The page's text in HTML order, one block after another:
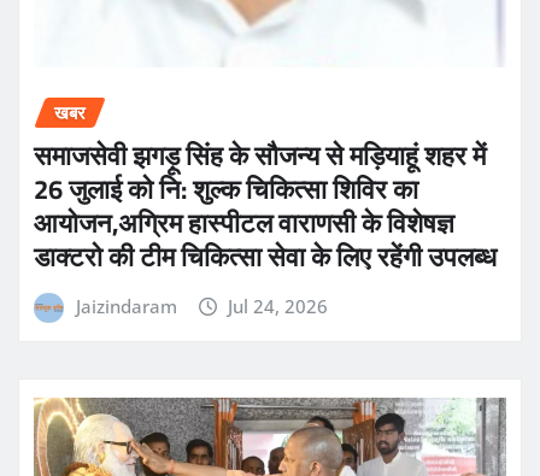
खबर
समाजसेवी झगड़ू सिंह के सौजन्य से मड़ियाहूं शहर में
26 जुलाई को नि: शुल्क चिकित्सा शिविर का
आयोजन,अग्रिम हास्पीटल वाराणसी के विशेषज्ञ
डाक्टरो की टीम चिकित्सा सेवा के लिए रहेंगी उपलब्ध
Jaizindaram Jul 24, 2026